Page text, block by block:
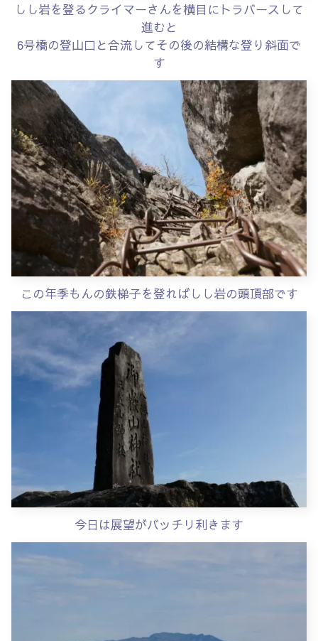
しし岩を登るクライマーさんを横目にトラバースして
進むと
6号橋の登山口と合流してその後の結構な登り斜面で
す
この年季もんの鉄梯子を登ればしし岩の頭頂部です
今日は展望がバッチリ利きます